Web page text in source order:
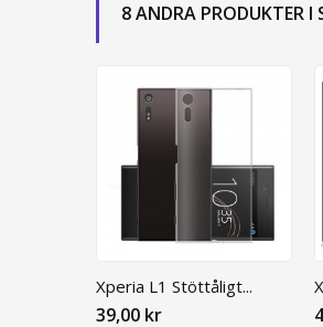
8 ANDRA PRODUKTER I
Xperia L1 Stöttåligt...
39,00 kr